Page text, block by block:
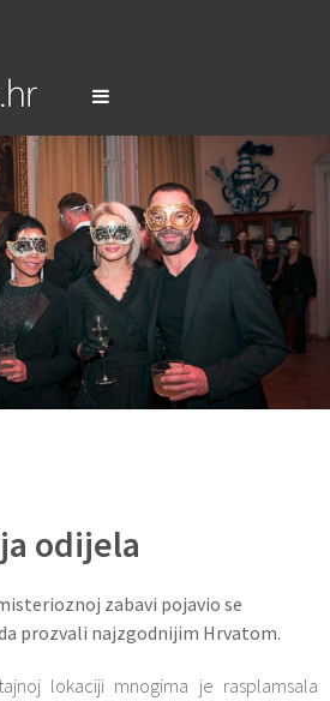
odijela
zabavi pojavio se
prozvali najzgodnijim Hrvatom.
lokaciji mnogima je rasplamsala